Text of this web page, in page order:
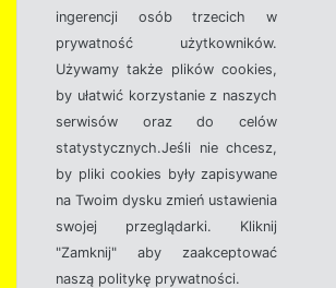
ingerencji osób trzecich w
prywatność użytkowników.
Używamy także plików cookies,
by ułatwić korzystanie z naszych
serwisów oraz do celów
statystycznych.Jeśli nie chcesz,
by pliki cookies były zapisywane
na Twoim dysku zmień ustawienia
swojej przeglądarki. Kliknij
"Zamknij" aby zaakceptować
naszą politykę prywatności.